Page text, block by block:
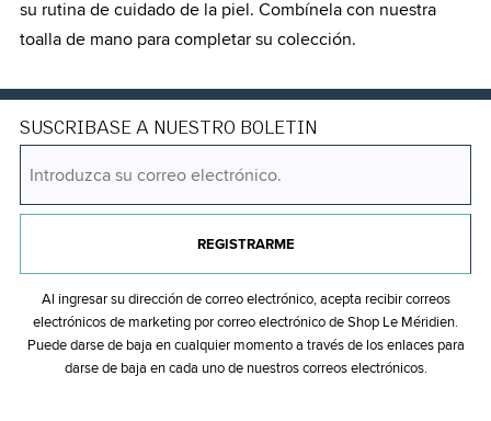
su rutina de cuidado de la piel. Combínela con nuestra
toalla de mano para completar su colección.
SUSCRIBASE A NUESTRO BOLETIN
REGISTRARME
Al ingresar su dirección de correo electrónico, acepta recibir correos
electrónicos de marketing por correo electrónico de Shop Le Méridien.
Puede darse de baja en cualquier momento a través de los enlaces para
darse de baja en cada uno de nuestros correos electrónicos.